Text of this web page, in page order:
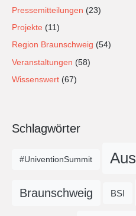
Pressemitteilungen (23)
Projekte (11)
Region Braunschweig (54)
Veranstaltungen (58)
Wissenswert (67)
Schlagwörter
#UniventionSummit
Braunschweig BSI